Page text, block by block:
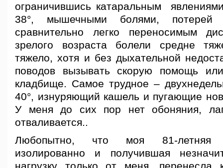
ограничившись катаральным
38°, мышечными болями,
сравнительно легко переносимым
зрелого возраста болели средне
тяжело, хотя и без дыхательной
поводов вызывать скорую помощь
кладбище. Самое трудное –
40°, изнуряющий кашель и пугающие
У меня до сих пор нет обоняния,
отваливается..
Любопытно, что моя 81-
изолированно и получившая